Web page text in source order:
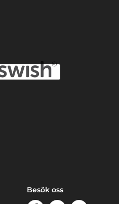
Besök oss